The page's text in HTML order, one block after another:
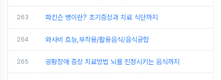
263 파킨슨 병이란? 초기증상과 치료 식단까지
264 와사비 효능,부작용/활용음식/음식궁합
265 공황장애 증상 치료방법 뇌를 진정시키는 음식까지